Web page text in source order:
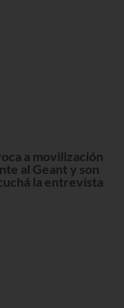
a movilización
al Geant y son
la entrevista